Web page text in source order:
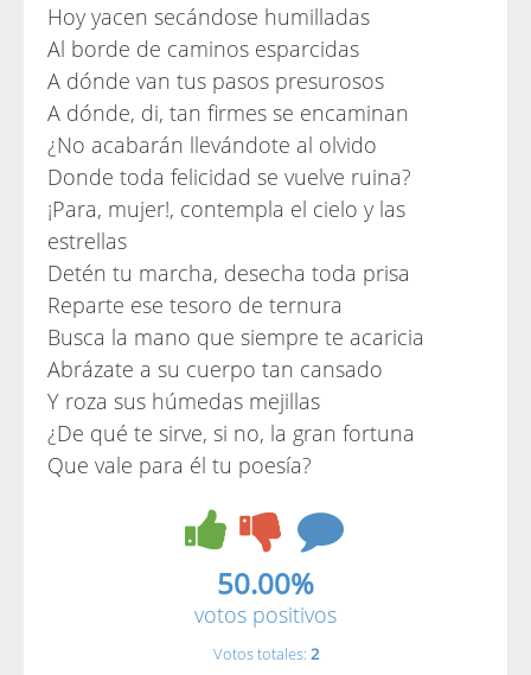
Hoy yacen secándose humilladas
Al borde de caminos esparcidas
A dónde van tus pasos presurosos
A dónde, di, tan firmes se encaminan
¿No acabarán llevándote al olvido
Donde toda felicidad se vuelve ruina?
¡Para, mujer!, contempla el cielo y las
estrellas
Detén tu marcha, desecha toda prisa
Reparte ese tesoro de ternura
Busca la mano que siempre te acaricia
Abrázate a su cuerpo tan cansado
Y roza sus húmedas mejillas
¿De qué te sirve, si no, la gran fortuna
Que vale para él tu poesía?
50.00%
votos positivos
Votos totales: 2